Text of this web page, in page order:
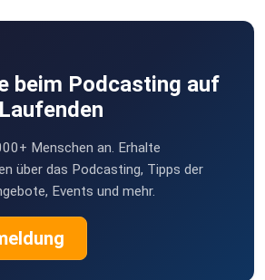
beim Podcasting auf
Menschen an. Erhalte
über das Podcasting, Tipps der
Events und mehr.